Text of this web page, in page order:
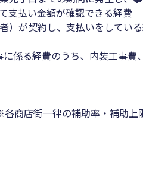
支払い金額が確認できる経費
）が契約し、支払いをしてい
係る経費のうち、内装工事費
商店街一律の補助率・補助上